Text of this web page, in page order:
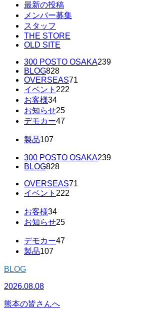
最新の投稿
メンバー募集
スタッフ
THE STORE
OLD SITE
300 POSTO OSAKA239
BLOG828
OVERSEAS71
イベント 222
お客様34
お知らせ25
デモカー47
製品107
300 POSTO OSAKA239
BLOG828
OVERSEAS71
イベント 222
お客様34
お知らせ25
デモカー47
製品107
BLOG
2026.08.08
熊本の皆さんへ